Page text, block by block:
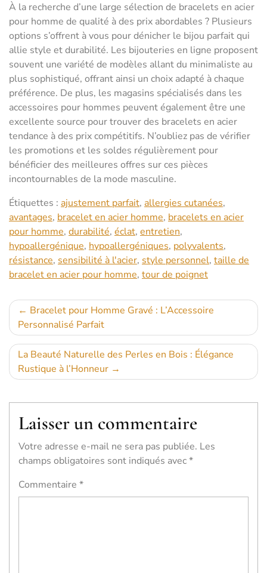
À la recherche d’une large sélection de bracelets en acier
pour homme de qualité à des prix abordables ? Plusieurs
options s’offrent à vous pour dénicher le bijou parfait qui
allie style et durabilité. Les bijouteries en ligne proposent
souvent une variété de modèles allant du minimaliste au
plus sophistiqué, offrant ainsi un choix adapté à chaque
préférence. De plus, les magasins spécialisés dans les
accessoires pour hommes peuvent également être une
excellente source pour trouver des bracelets en acier
tendance à des prix compétitifs. N’oubliez pas de vérifier
les promotions et les soldes régulièrement pour
bénéficier des meilleures offres sur ces pièces
incontournables de la mode masculine.
Étiquettes : ajustement parfait, allergies cutanées,
avantages, bracelet en acier homme, bracelets en acier
pour homme, durabilité, éclat, entretien,
hypoallergénique, hypoallergéniques, polyvalents,
résistance, sensibilité à l'acier, style personnel, taille de
bracelet en acier pour homme, tour de poignet
Navigation
de
l’article
Bracelet pour Homme Gravé : L’Accessoire
Personnalisé Parfait
La Beauté Naturelle des Perles en Bois : Élégance
Rustique à l’Honneur
Laisser un commentaire
Votre adresse e-mail ne sera pas publiée. Les
champs obligatoires sont indiqués avec*
Commentaire *